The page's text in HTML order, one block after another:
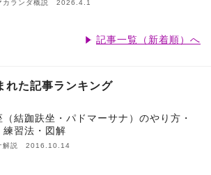
カランダ概説 2026.4.1
記事一覧（新着順）へ
れた記事ランキング
（結跏趺坐・パドマーサナ）のやり方・
練習法・図解
解説 2016.10.14